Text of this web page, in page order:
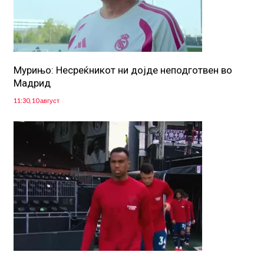
Мурињо: Несреќникот ни дојде неподготвен во
Мадрид
11:30, 10 август